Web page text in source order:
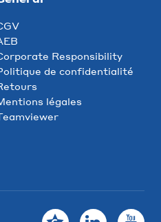
Responsibility
de confidentialité
légales